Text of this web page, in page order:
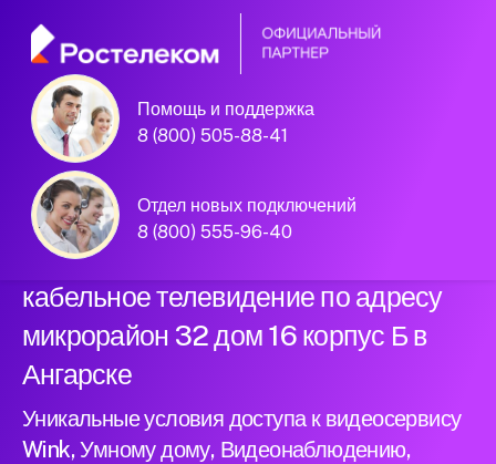
Помощь и поддержка
8 (800) 505-88-41
Отдел новых подключений
8 (800) 555-96-40
Официальный
партнер Ростелеком
Подключили новый интернет и
кабельное телевидение по адресу
микрорайон 32 дом 16 корпус Б в
Ангарске
Уникальные условия доступа к видеосервису
Wink, Умному дому, Видеонаблюдению,